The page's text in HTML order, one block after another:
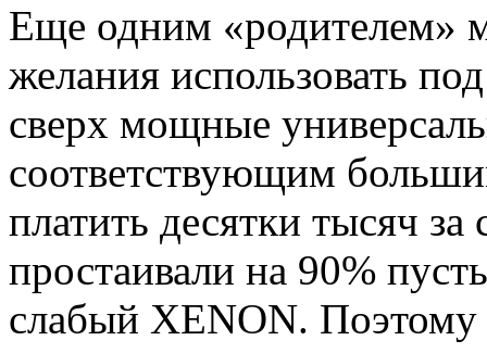
Еще одним «родителем»
желания использовать
сверх мощные
соответствующим
платить десятки тысяч
простаивали на 90%
слабый XENON.